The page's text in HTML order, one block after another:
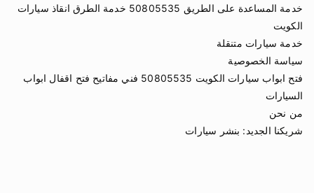
خدمة المساعدة على الطريق 50805535 خدمة الطرق انقاذ سيارات
الكويت
خدمة سيارات متنقلة
سياسة الخصوصية
فتح ابواب سيارات الكويت 50805535 فني مفاتيح فتح اقفال ابواب
السيارات
من نحن
شريكنا الجديد: بنشر سيارات